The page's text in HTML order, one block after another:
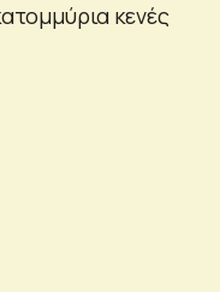
κενές